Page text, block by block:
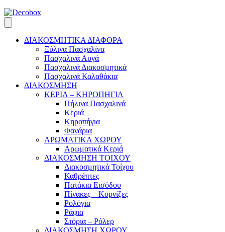
ΔΙΑΚΟΣΜΗΤΙΚΑ ΔΙΑΦΟΡΑ
Ξύλινα Πασχαλίνα
Πασχαλινά Αυγά
Πασχαλινά Διακοσμητικά
Πασχαλινά Καλαθάκια
ΔΙΑΚΟΣΜΗΣΗ
ΚΕΡΙΑ – ΚΗΡΟΠΗΓΙΑ
Πήλινα Πασχαλινά
Κεριά
Κηροπήγια
Φανάρια
ΑΡΩΜΑΤΙΚΑ ΧΩΡΟΥ
Αρωματικά Κεριά
ΔΙΑΚΟΣΜΗΣΗ ΤΟΙΧΟΥ
Διακοσμητικά Τοίχου
Καθρέπτες
Πατάκια Εισόδου
Πίνακες – Κορνίζες
Ρολόγια
Ράφια
Στόρια – Ρόλερ
ΔΙΑΚΟΣΜΗΣΗ ΧΩΡΟΥ